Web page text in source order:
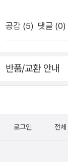
스가 찾아오는데,
게 카이로스의 순
분 놀라운 원석의
으면 한다.독서실
가 배가 아픈 건
을 걷다가도 주
서 배가 아팠을때
를 명문대학교
제로 '코리안 티처'
서 외국인을 상대
이다.)서 다른 외
학에서 가장 낮
었으나 코로나 여
공감 (5) 댓글 (0)
반품/교환 안내
로그인 전